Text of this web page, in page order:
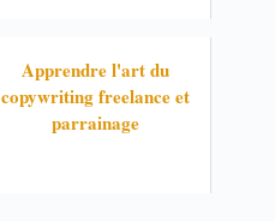
Apprendre l'art du
copywriting freelance et
parrainage